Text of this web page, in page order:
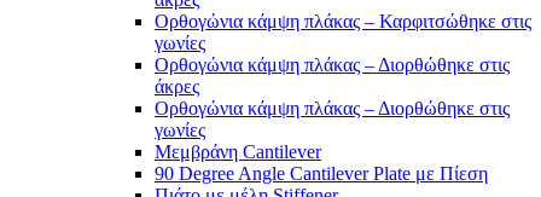
Ορθογώνια κάμψη πλάκας – Καρφιτσώθηκε στις
γωνίες
Ορθογώνια κάμψη πλάκας – Διορθώθηκε στις
άκρες
Ορθογώνια κάμψη πλάκας – Διορθώθηκε στις
γωνίες
Μεμβράνη Cantilever
90 Degree Angle Cantilever Plate με Πίεση